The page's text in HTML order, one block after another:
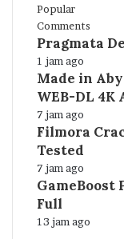
Popular
Comments
Pragmata
1 jam ago
Made in
WEB-DL 4K
7 jam ago
Filmora
Tested
7 jam ago
GameBoost
Full
13 jam ago